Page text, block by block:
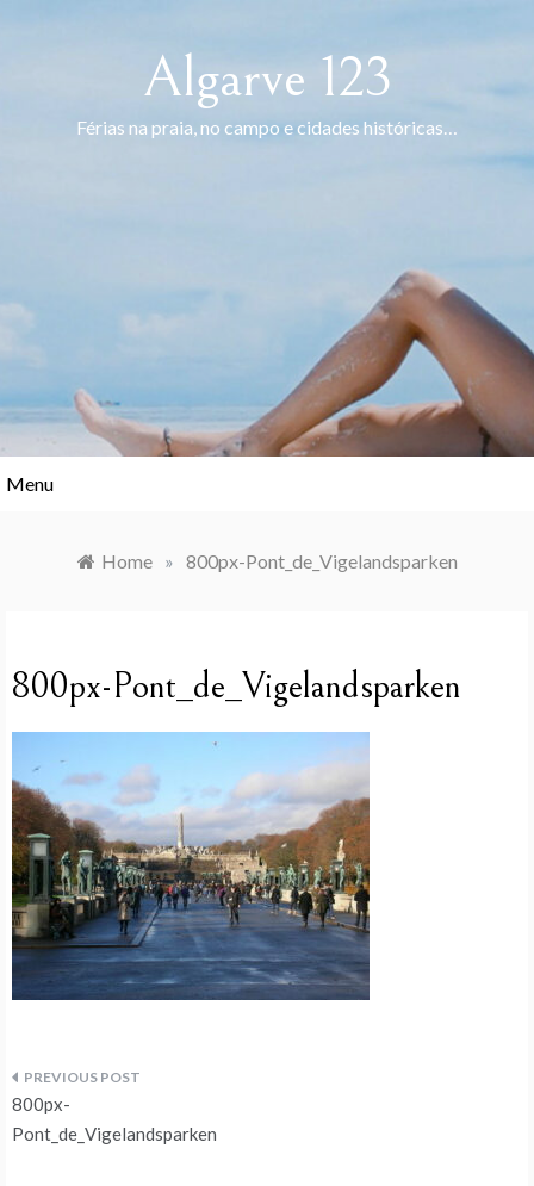
Algarve 123
Férias na praia, no campo e cidades históricas…
Menu
Home » 800px-Pont_de_Vigelandsparken
800px-Pont_de_Vigelandsparken
Navegação
de
800px-
Pont_de_Vigelandsparken